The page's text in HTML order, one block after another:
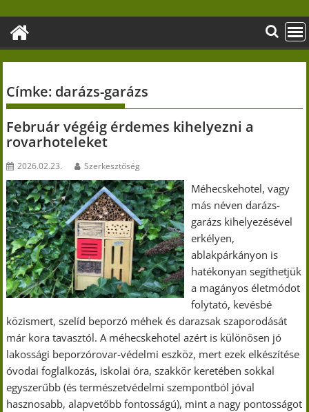
content
Címke: darázs-garázs
Február végéig érdemes kihelyezni a
rovarhoteleket
2026.02.23. Szerkesztőség
Méhecskehotel, vagy
más néven darázs-
garázs kihelyezésével
erkélyen,
ablakpárkányon is
hatékonyan segíthetjük
a magányos életmódot
folytató, kevésbé
közismert, szelíd beporzó méhek és darazsak szaporodását
már kora tavasztól. A méhecskehotel azért is különösen jó
lakossági beporzórovar-védelmi eszköz, mert ezek elkészítése
óvodai foglalkozás, iskolai óra, szakkör keretében sokkal
egyszerűbb (és természetvédelmi szempontból jóval
hasznosabb, alapvetőbb fontosságú), mint a nagy pontosságot